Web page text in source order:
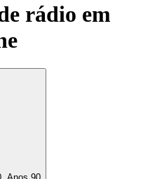
rádio em